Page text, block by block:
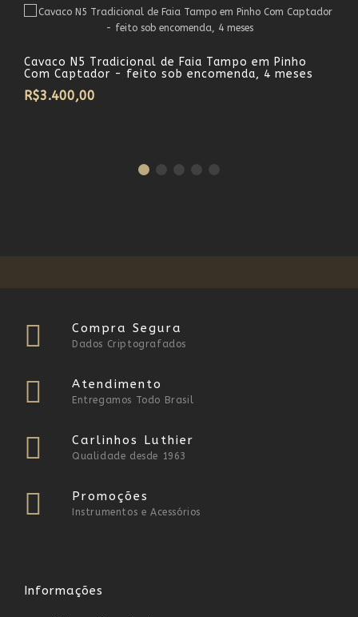
Cavaco N5 Tradicional de Faia Tampo em Pinho
Com Captador - feito sob encomenda, 4 meses
R$3.400,00
Compra Segura
Dados Criptografados
Atendimento
Entregamos Todo Brasil
Carlinhos Luthier
Qualidade desde 1963
Promoções
Instrumentos e Acessórios
Informações